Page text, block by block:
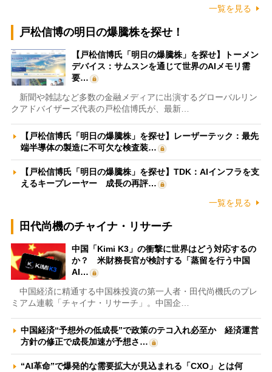
一覧を見る
戸松信博の明日の爆騰株を探せ！
【戸松信博氏「明日の爆騰株」を探せ】トーメン
デバイス：サムスンを通じて世界のAIメモリ需
要…
新聞や雑誌など多数の金融メディアに出演するグローバルリン
クアドバイザーズ代表の戸松信博氏が、最新…
【戸松信博氏「明日の爆騰株」を探せ】レーザーテック：最先
端半導体の製造に不可欠な検査装…
【戸松信博氏「明日の爆騰株」を探せ】TDK：AIインフラを支
えるキープレーヤー 成長の再評…
一覧を見る
田代尚機のチャイナ・リサーチ
中国「Kimi K3」の衝撃に世界はどう対応するの
か？ 米財務長官が検討する「蒸留を行う中国
AI…
中国経済に精通する中国株投資の第一人者・田代尚機氏のプレ
ミアム連載「チャイナ・リサーチ」。中国企…
中国経済“予想外の低成長”で政策のテコ入れ必至か 経済運営
方針の修正で成長加速が予想さ…
“AI革命”で爆発的な需要拡大が見込まれる「CXO」とは何